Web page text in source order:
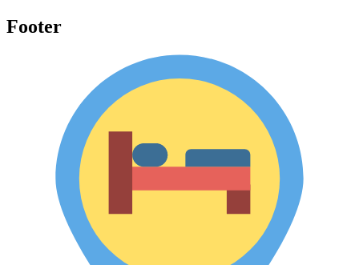
Footer